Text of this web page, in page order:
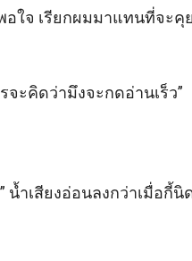
อใจ เรียกผมมาแทนที่จะคุ
จะคิดว่ามึงจะกดอ่านเร็ว”
ำเสียงอ่อนลงกว่าเมื่อกี้นิ